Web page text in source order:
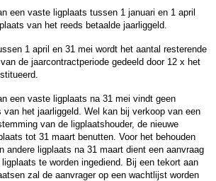
een vaste ligplaats tussen 1 januari en 1 april
van het reeds betaalde jaarliggeld.
1 april en 31 mei wordt het aantal resterende
de jaarcontractperiode gedeeld door 12 x het
een vaste ligplaats na 31 mei vindt geen
van het jaarliggeld. Wel kan bij verkoop van een
van de ligplaatshouder, de nieuwe
tot 31 maart benutten. Voor het behouden
andere ligplaats na 31 maart dient een aanvraag
te worden ingediend. Bij een tekort aan
zal de aanvrager op een wachtlijst worden